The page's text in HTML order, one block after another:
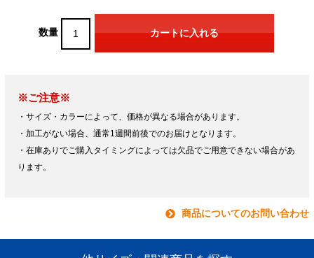
数量
※ご注意※
・サイズ・カラーによって、価格が異なる場合があります。
・加工がない場合、通常1週間前後でのお届けとなります。
・在庫ありでご購入タイミングによっては欠品でご用意できない場合があ
ります。
商品についてのお問い合わせ